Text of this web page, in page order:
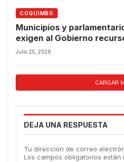
COQUIMBO
Municipios y
exigen al Gobierno
para iniciar la
Julio 25, 2026
CARGAR
DEJA UNA RESPUESTA
Tu dirección de correo
Los campos obligatorios están